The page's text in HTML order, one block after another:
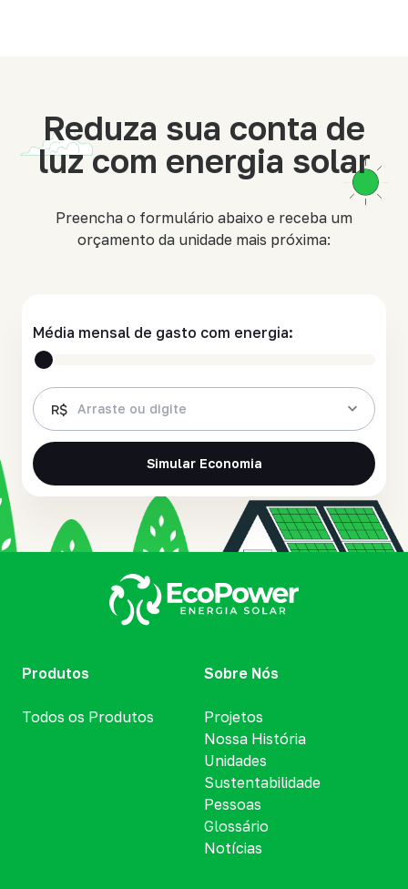
Reduza sua conta de
luz com energia solar
Preencha o formulário abaixo e receba um
orçamento da unidade mais próxima:
Média mensal de gasto com energia:
R$
De R$200 a R$400
De R$400 a R$800
Simular Economia
Produtos
Todos os Produtos
Sobre Nós
Projetos
Nossa História
Unidades
Sustentabilidade
Pessoas
Glossário
Notícias